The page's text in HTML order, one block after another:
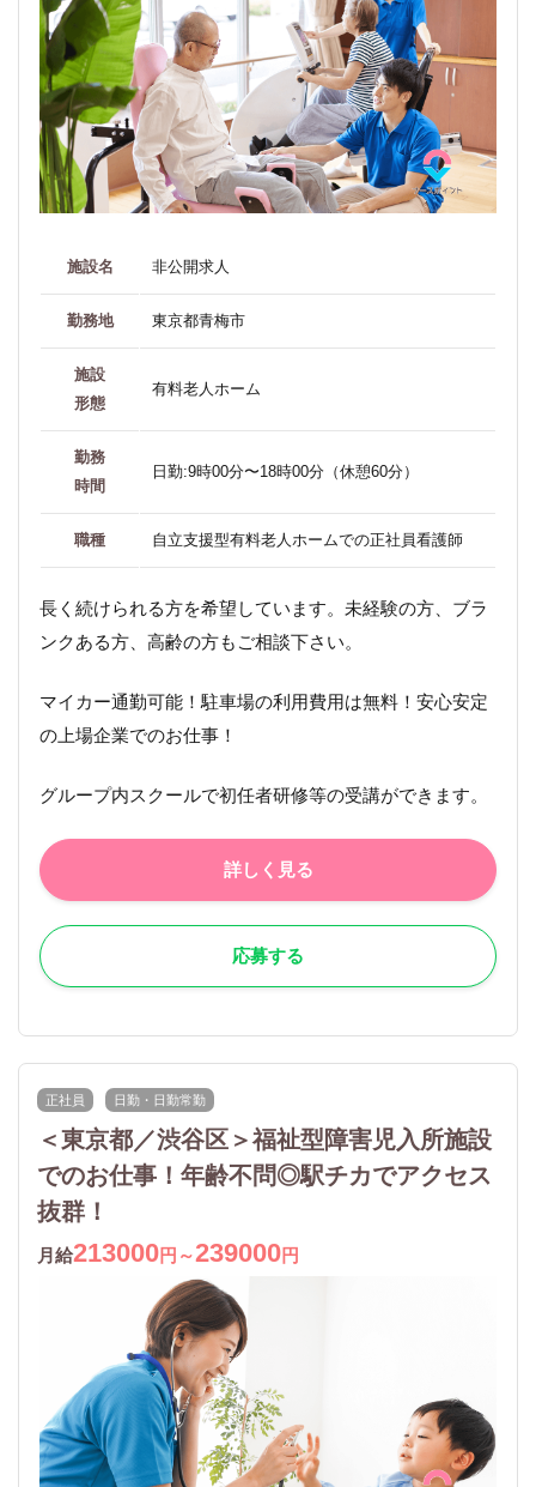
施設名 非公開求人
勤務地 東京都青梅市
施設
形態
有料老人ホーム
勤務
時間
日勤:9時00分〜18時00分（休憩60分）
職種 自立支援型有料老人ホームでの正社員看護師
長く続けられる方を希望しています。未経験の方、ブラ
ンクある方、高齢の方もご相談下さい。
マイカー通勤可能！駐車場の利用費用は無料！安心安定
の上場企業でのお仕事！
グループ内スクールで初任者研修等の受講ができます。
詳しく見る
応募する
正社員 日勤・日勤常勤
＜東京都／渋谷区＞福祉型障害児入所施設
でのお仕事！年齢不問◎駅チカでアクセス
抜群！
月給213000円～239000円